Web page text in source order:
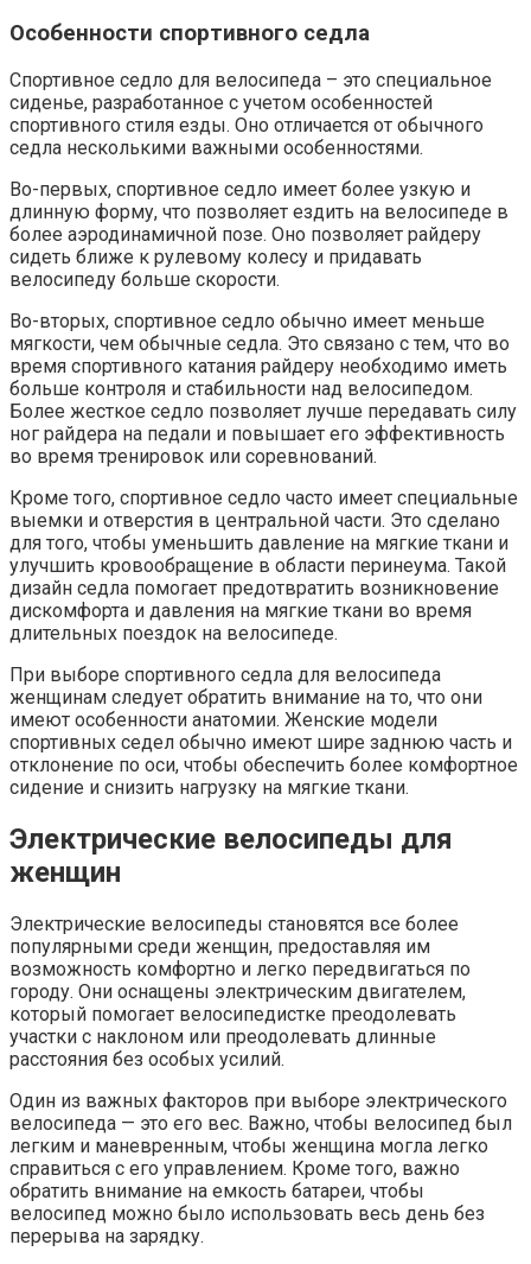
Особенности спортивного седла
Спортивное седло для велосипеда – это специальное
сиденье, разработанное с учетом особенностей
спортивного стиля езды. Оно отличается от обычного
седла несколькими важными особенностями.
Во-первых, спортивное седло имеет более узкую и
длинную форму, что позволяет ездить на велосипеде в
более аэродинамичной позе. Оно позволяет райдеру
сидеть ближе к рулевому колесу и придавать
велосипеду больше скорости.
Во-вторых, спортивное седло обычно имеет меньше
мягкости, чем обычные седла. Это связано с тем, что во
время спортивного катания райдеру необходимо иметь
больше контроля и стабильности над велосипедом.
Более жесткое седло позволяет лучше передавать силу
ног райдера на педали и повышает его эффективность
во время тренировок или соревнований.
Кроме того, спортивное седло часто имеет специальные
выемки и отверстия в центральной части. Это сделано
для того, чтобы уменьшить давление на мягкие ткани и
улучшить кровообращение в области перинеума. Такой
дизайн седла помогает предотвратить возникновение
дискомфорта и давления на мягкие ткани во время
длительных поездок на велосипеде.
При выборе спортивного седла для велосипеда
женщинам следует обратить внимание на то, что они
имеют особенности анатомии. Женские модели
спортивных седел обычно имеют шире заднюю часть и
отклонение по оси, чтобы обеспечить более комфортное
сидение и снизить нагрузку на мягкие ткани.
Электрические велосипеды для
женщин
Электрические велосипеды становятся все более
популярными среди женщин, предоставляя им
возможность комфортно и легко передвигаться по
городу. Они оснащены электрическим двигателем,
который помогает велосипедистке преодолевать
участки с наклоном или преодолевать длинные
расстояния без особых усилий.
Один из важных факторов при выборе электрического
велосипеда — это его вес. Важно, чтобы велосипед был
легким и маневренным, чтобы женщина могла легко
справиться с его управлением. Кроме того, важно
обратить внимание на емкость батареи, чтобы
велосипед можно было использовать весь день без
перерыва на зарядку.